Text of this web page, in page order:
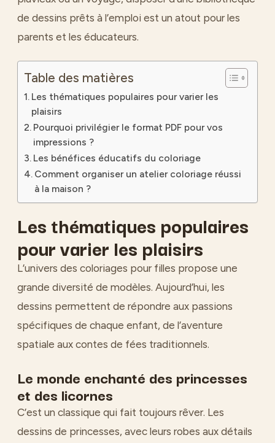
de dessins prêts à l’emploi est un atout pour les
parents et les éducateurs.
Table des matières
Les thématiques populaires pour varier les
plaisirs
Pourquoi privilégier le format PDF pour vos
impressions ?
Les bénéfices éducatifs du coloriage
Comment organiser un atelier coloriage réussi
à la maison ?
Les thématiques populaires
pour varier les plaisirs
L’univers des coloriages pour filles propose une
grande diversité de modèles. Aujourd’hui, les
dessins permettent de répondre aux passions
spécifiques de chaque enfant, de l’aventure
spatiale aux contes de fées traditionnels.
Le monde enchanté des princesses
et des licornes
C’est un classique qui fait toujours rêver. Les
dessins de princesses, avec leurs robes aux détails